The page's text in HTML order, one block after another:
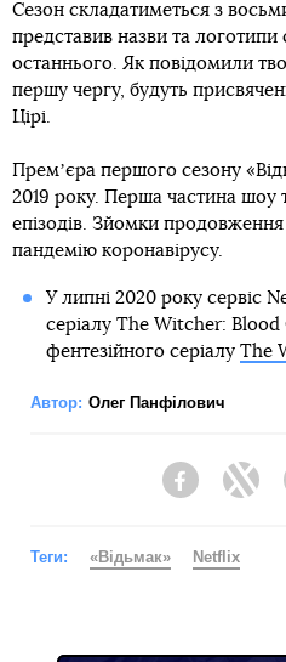
Сезон складатиметься з
представив назви та логотипи
останнього. Як повідомили
першу чергу, будуть
Цірі.
Премʼєра першого сезону
2019 року. Перша частина шоу
епізодів. Зйомки
пандемію коронавірусу.
У липні 2020 року сервіс
серіалу The Witcher:
фентезійного серіалу The
Автор: Олег Панфілович
Facebook
Теги: «Відьмак» Netflix